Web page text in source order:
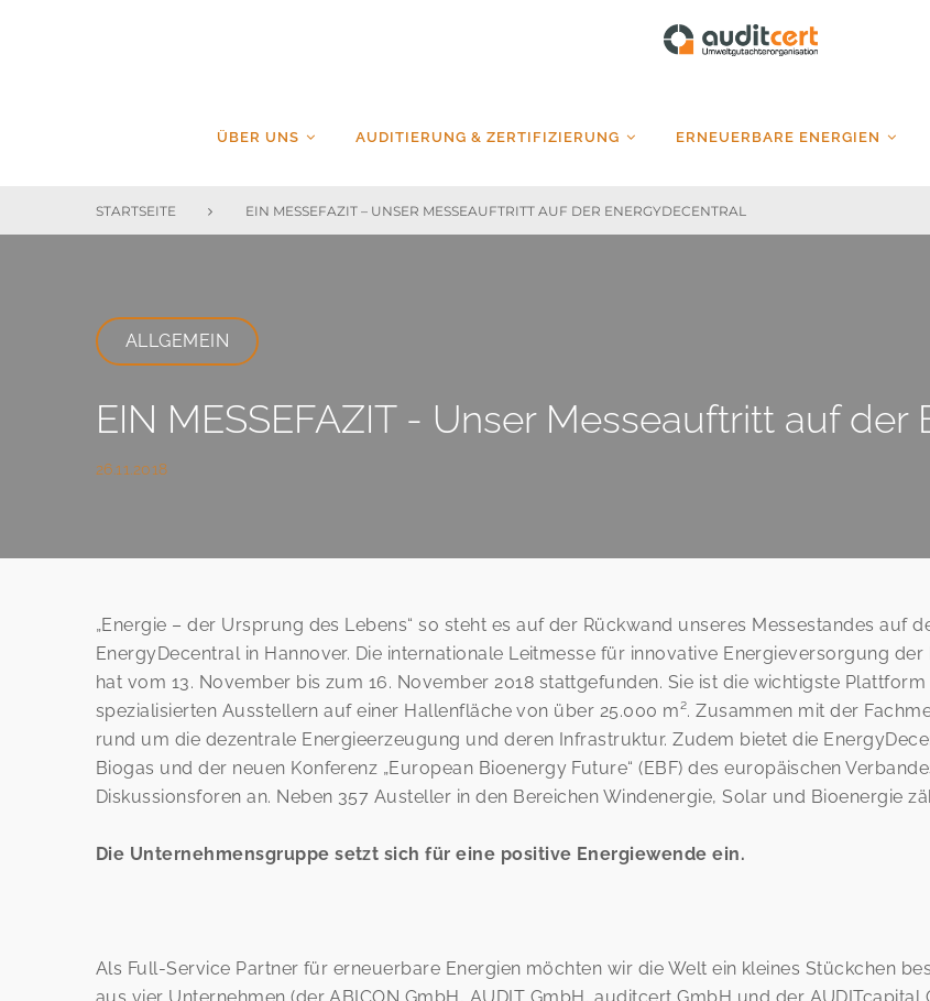
auditcert
ÜBER UNS AUDITIERUNG & ZERTIFIZIERUNG ERNEUERBARE ENERGIEN
STARTSEITE EIN MESSEFAZIT – UNSER MESSEAUFTRITT AUF DER ENERGYDECENTRAL
ALLGEMEIN
EIN MESSEFAZIT - Unser Messeauftritt auf der
26.11.2018
„Energie – der Ursprung des Lebens“ so steht es auf der Rückwand unseres Messestandes auf
EnergyDecentral in Hannover. Die internationale Leitmesse für innovative Energieversorgung der
hat vom 13. November bis zum 16. November 2018 stattgefunden. Sie ist die wichtigste
spezialisierten Ausstellern auf einer Hallenfläche von über 25.000 m². Zusammen mit der
rund um die dezentrale Energieerzeugung und deren Infrastruktur. Zudem bietet die
Biogas und der neuen Konferenz „European Bioenergy Future“ (EBF) des europäischen
Diskussionsforen an. Neben 357 Austeller in den Bereichen Windenergie, Solar und Bioenergie
Die Unternehmensgruppe setzt sich für eine positive Energiewende ein.
Als Full-Service Partner für erneuerbare Energien möchten wir die Welt ein kleines Stückchen